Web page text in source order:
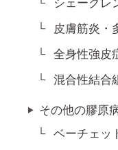
シェーグレ
皮膚筋炎・
全身性強皮
混合性結合
その他の膠原
ベーチェッ